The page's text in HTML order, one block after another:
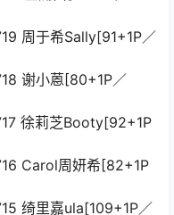
周于希Sally[91+1P／
谢小蒽[80+1P／
徐莉芝Booty[92+1P
Carol周妍希[82+1P
绮里嘉ula[109+1P／